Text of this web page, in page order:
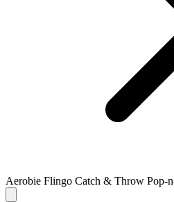
Aerobie Flingo Catch & Throw Pop-